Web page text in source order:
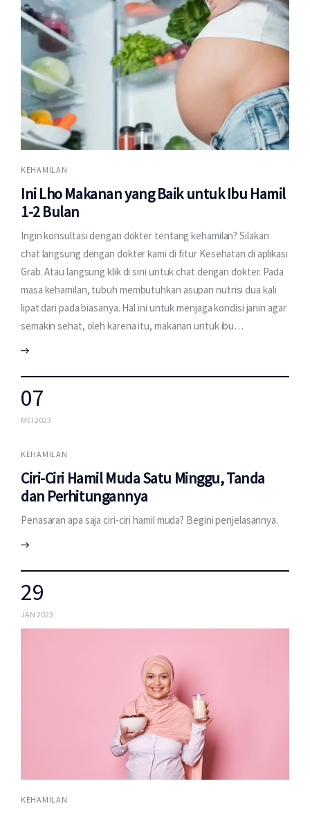
KEHAMILAN
Ini Lho Makanan yang Baik untuk Ibu Hamil
1-2 Bulan
Ingin konsultasi dengan dokter tentang kehamilan? Silakan
chat langsung dengan dokter kami di fitur Kesehatan di aplikasi
Grab. Atau langsung klik di sini untuk chat dengan dokter. Pada
masa kehamilan, tubuh membutuhkan asupan nutrisi dua kali
lipat dari pada biasanya. Hal ini untuk menjaga kondisi janin agar
semakin sehat, oleh karena itu, makanan untuk ibu…
07
MEI 2023
KEHAMILAN
Ciri-Ciri Hamil Muda Satu Minggu, Tanda
dan Perhitungannya
Penasaran apa saja ciri-ciri hamil muda? Begini penjelasannya.
29
JAN 2023
KEHAMILAN